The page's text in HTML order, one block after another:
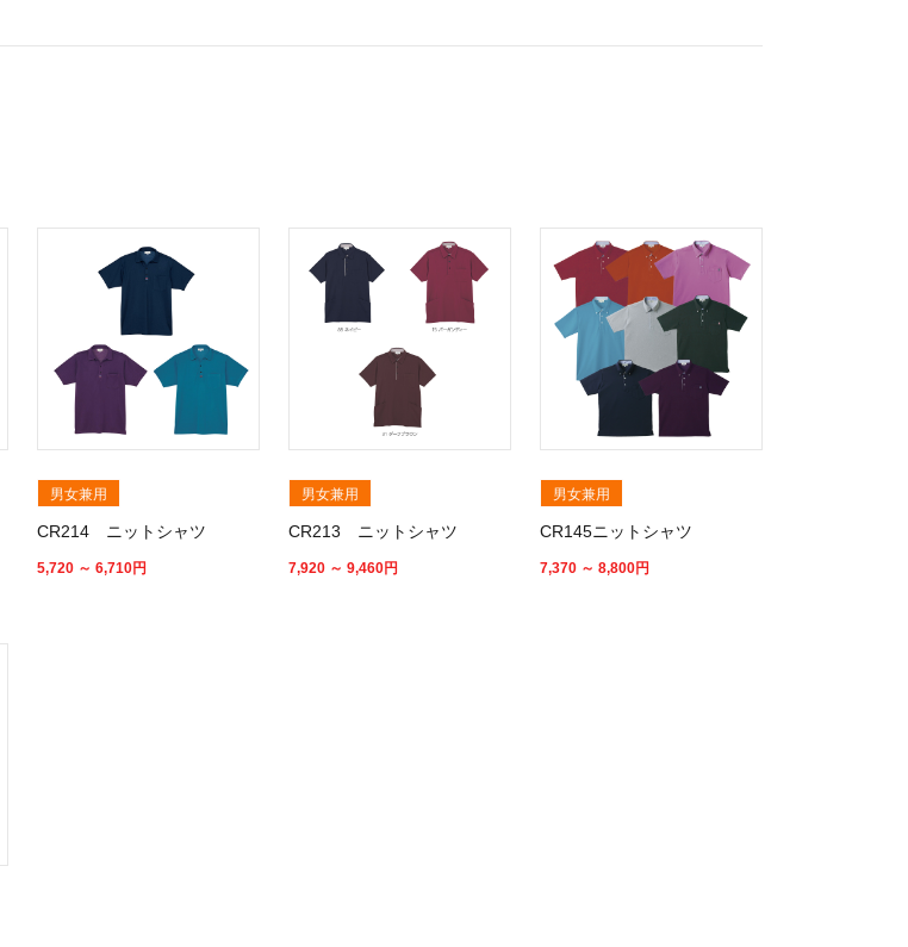
男女兼用
CR214 ニットシャツ
5,720 ～ 6,710円
男女兼用
CR213 ニットシャツ
7,920 ～ 9,460円
男女兼用
CR145ニットシャツ
7,370 ～ 8,800円